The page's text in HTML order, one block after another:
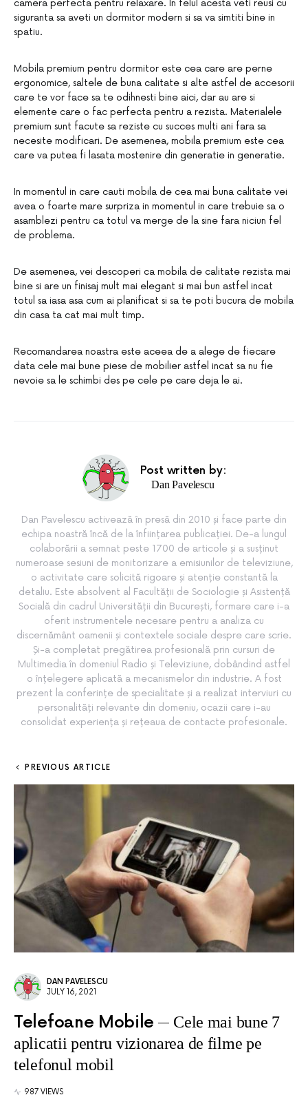
camera perfecta pentru relaxare. In felul acesta veti reusi cu
siguranta sa aveti un dormitor modern si sa va simtiti bine in
spatiu.
Mobila premium pentru dormitor este cea care are perne
ergonomice, saltele de buna calitate si alte astfel de accesorii
care te vor face sa te odihnesti bine aici, dar au are si
elemente care o fac perfecta pentru a rezista. Materialele
premium sunt facute sa reziste cu succes multi ani fara sa
necesite modificari. De asemenea, mobila premium este cea
care va putea fi lasata mostenire din generatie in generatie.
In momentul in care cauti mobila de cea mai buna calitate vei
avea o foarte mare surpriza in momentul in care trebuie sa o
asamblezi pentru ca totul va merge de la sine fara niciun fel
de problema.
De asemenea, vei descoperi ca mobila de calitate rezista mai
bine si are un finisaj mult mai elegant si mai bun astfel incat
totul sa iasa asa cum ai planificat si sa te poti bucura de mobila
din casa ta cat mai mult timp.
Recomandarea noastra este aceea de a alege de fiecare
data cele mai bune piese de mobilier astfel incat sa nu fie
nevoie sa le schimbi des pe cele pe care deja le ai.
Post written by:
Dan Pavelescu
Dan Pavelescu activează în presă din 2010 și face parte din
echipa noastră încă de la înființarea publicației. De-a lungul
colaborării a semnat peste 1700 de articole și a susținut
numeroase sesiuni de monitorizare a emisiunilor de televiziune,
o activitate care solicită rigoare și atenție constantă la
detaliu. Este absolvent al Facultății de Sociologie și Asistență
Socială din cadrul Universității din București, formare care i-a
oferit instrumentele necesare pentru a analiza cu
discernământ oamenii și contextele sociale despre care scrie.
Și-a completat pregătirea profesională prin cursuri de
Multimedia în domeniul Radio și Televiziune, dobândind astfel
o înțelegere aplicată a mecanismelor din industrie. A fost
prezent la conferințe de specialitate și a realizat interviuri cu
personalități relevante din domeniu, ocazii care i-au
consolidat experiența și rețeaua de contacte profesionale.
PREVIOUS ARTICLE
DAN PAVELESCU
JULY 16, 2021
Telefoane Mobile
Cele mai bune 7
aplicatii pentru vizionarea de filme pe
telefonul mobil
987 VIEWS